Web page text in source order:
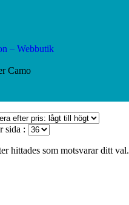
– Webbutik
Camo
sida :
hittades som motsvarar ditt val.